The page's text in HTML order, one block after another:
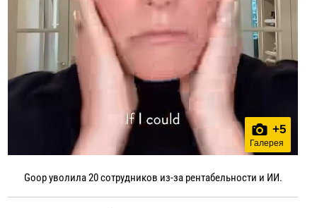
+5
Галерея
Goop уволила 20 сотрудников из-за рентабельности и ИИ.